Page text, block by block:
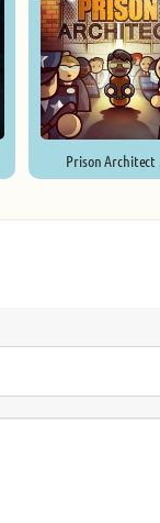
Prison Architect ...